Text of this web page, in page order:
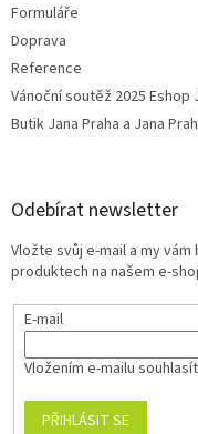
Formuláře
Doprava
Reference
Vánoční soutěž 2025 Eshop
Butik Jana Praha a Jana
Odebírat newsletter
Vložte svůj e-mail a my
produktech na našem e-
E-mail
Vložením e-mailu
PŘIHLÁSIT SE